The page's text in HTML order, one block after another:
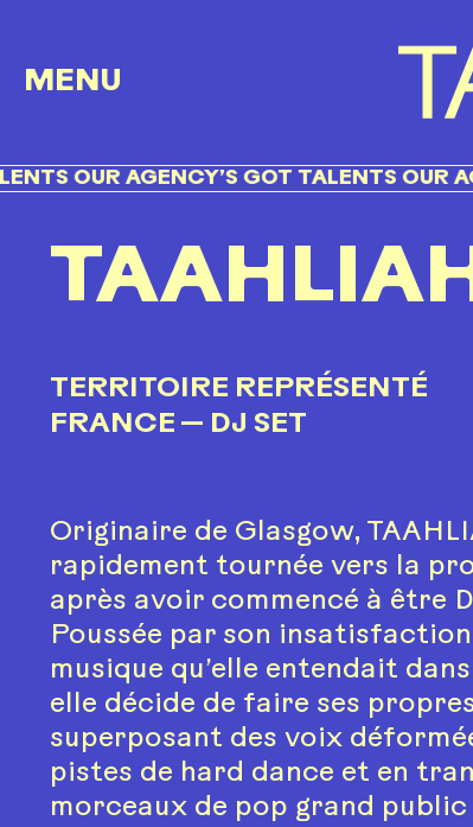
MENU
AGENCY’S GOT TALENTS OUR
TERRITOIRE REPRÉSENTÉ
FRANCE — DJ SET
Originaire de Glasgow,
rapidement tournée vers la
après avoir commencé à être
Poussée par son insatisfaction
musique qu’elle entendait
elle décide de faire ses
superposant des voix
pistes de hard dance et en
morceaux de pop grand public